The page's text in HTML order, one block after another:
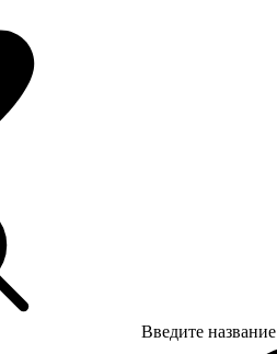
Введите название